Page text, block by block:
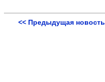
<< Предыдущая новость